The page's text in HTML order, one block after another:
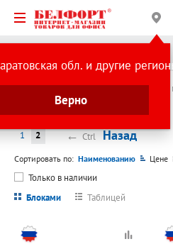
обл. и другие
Верно
Каталог товаров Текстиль Полотенца
Полотенца махровые
←Ctrl Назад
1 2
Сортировать по: Наименованию Цене
Только в наличии
Блоками
Таблицей